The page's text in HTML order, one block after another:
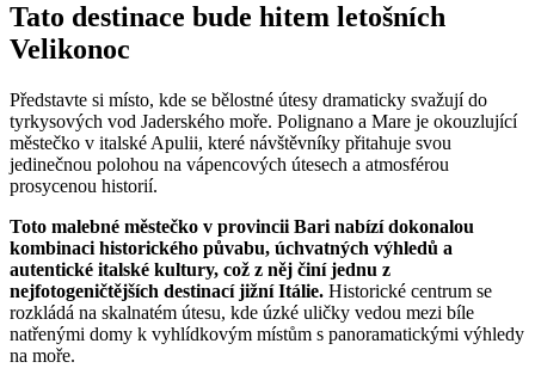
Tato destinace bude hitem letošních
Velikonoc
Představte si místo, kde se bělostné útesy dramaticky svažují do
tyrkysových vod Jaderského moře. Polignano a Mare je okouzlující
městečko v italské Apulii, které návštěvníky přitahuje svou
jedinečnou polohou na vápencových útesech a atmosférou
prosycenou historií.
Toto malebné městečko v provincii Bari nabízí dokonalou
kombinaci historického půvabu, úchvatných výhledů a
autentické italské kultury, což z něj činí jednu z
nejfotogeničtějších destinací jižní Itálie. Historické centrum se
rozkládá na skalnatém útesu, kde úzké uličky vedou mezi bíle
natřenými domy k vyhlídkovým místům s panoramatickými výhledy
na moře.